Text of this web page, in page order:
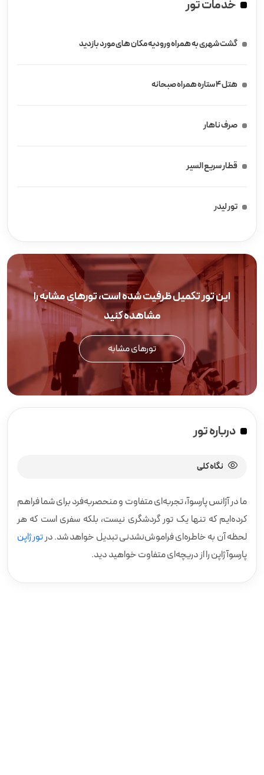
خدمات تور
گشت شهری به همراه ورودیه مکان های مورد بازدید
هتل ۴ ستاره همراه صبحانه
صرف ناهار
قطار سریع السیر
تور لیدر
این تور تکمیل ظرفیت شده است، تورهای مشابه را
مشاهده کنید
تورهای مشابه
درباره تور
نگاه کلی
ما در آژانس پارسوآ، تجربه‌ای متفاوت و منحصربه‌فرد برای شما فراهم
کرده‌ایم که تنها یک تور گردشگری نیست، بلکه سفری است که هر
لحظه آن به خاطره‌ای فراموش‌نشدنی تبدیل خواهد شد. درتور ژاپن
پارسوآ ژاپن را از دریچه‌ای متفاوت خواهید دید.